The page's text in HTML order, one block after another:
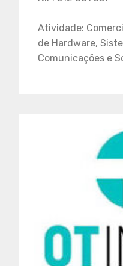
Atividade:
de Hardware,
Comunicações e